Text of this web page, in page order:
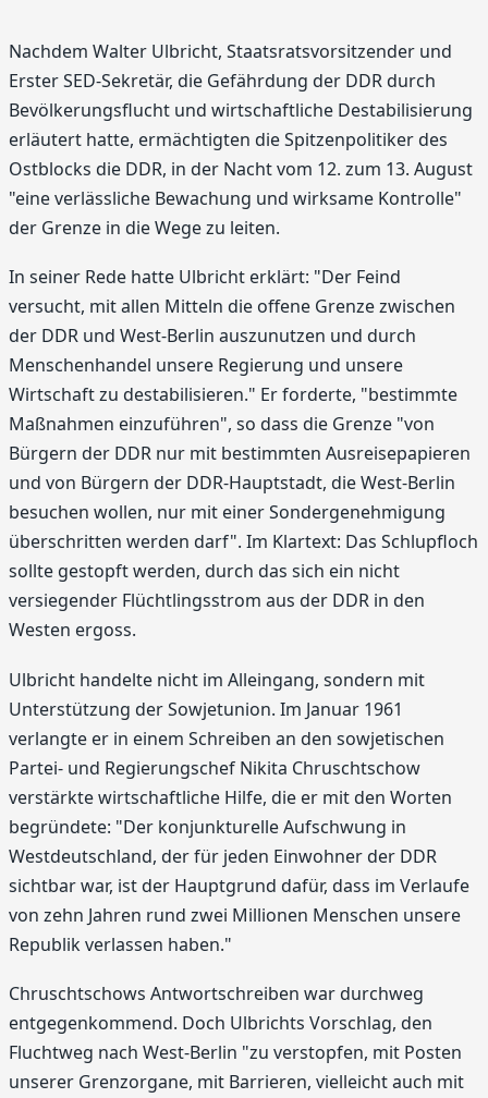
Nachdem Walter Ulbricht, Staatsratsvorsitzender und
Erster SED-Sekretär, die Gefährdung der DDR durch
Bevölkerungsflucht und wirtschaftliche Destabilisierung
erläutert hatte, ermächtigten die Spitzenpolitiker des
Ostblocks die DDR, in der Nacht vom 12. zum 13. August
"eine verlässliche Bewachung und wirksame Kontrolle"
der Grenze in die Wege zu leiten.
In seiner Rede hatte Ulbricht erklärt: "Der Feind
versucht, mit allen Mitteln die offene Grenze zwischen
der DDR und West-Berlin auszunutzen und durch
Menschenhandel unsere Regierung und unsere
Wirtschaft zu destabilisieren." Er forderte, "bestimmte
Maßnahmen einzuführen", so dass die Grenze "von
Bürgern der DDR nur mit bestimmten Ausreisepapieren
und von Bürgern der DDR-Hauptstadt, die West-Berlin
besuchen wollen, nur mit einer Sondergenehmigung
überschritten werden darf". Im Klartext: Das Schlupfloch
sollte gestopft werden, durch das sich ein nicht
versiegender Flüchtlingsstrom aus der DDR in den
Westen ergoss.
Ulbricht handelte nicht im Alleingang, sondern mit
Unterstützung der Sowjetunion. Im Januar 1961
verlangte er in einem Schreiben an den sowjetischen
Partei- und Regierungschef Nikita Chruschtschow
verstärkte wirtschaftliche Hilfe, die er mit den Worten
begründete: "Der konjunkturelle Aufschwung in
Westdeutschland, der für jeden Einwohner der DDR
sichtbar war, ist der Hauptgrund dafür, dass im Verlaufe
von zehn Jahren rund zwei Millionen Menschen unsere
Republik verlassen haben."
Chruschtschows Antwortschreiben war durchweg
entgegenkommend. Doch Ulbrichts Vorschlag, den
Fluchtweg nach West-Berlin "zu verstopfen, mit Posten
unserer Grenzorgane, mit Barrieren, vielleicht auch mit